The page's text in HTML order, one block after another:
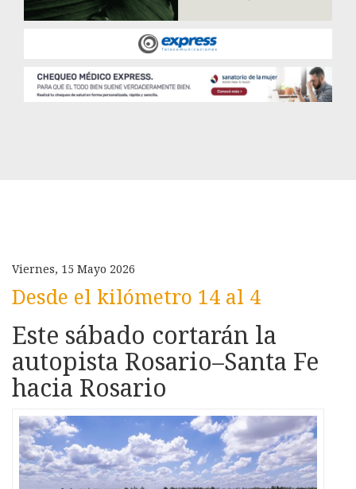
Viernes, 15 Mayo 2026
Desde el kilómetro 14 al 4
Este sábado cortarán la
autopista Rosario–Santa Fe
hacia Rosario